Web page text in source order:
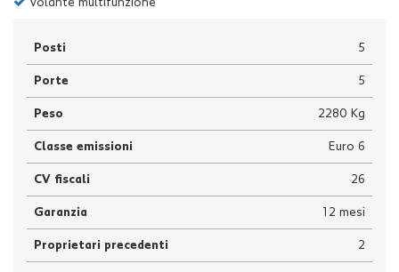
Posti 5
Porte 5
Peso 2280 Kg
Classe emissioni Euro 6
CV fiscali 26
Garanzia 12 mesi
Proprietari precedenti 2